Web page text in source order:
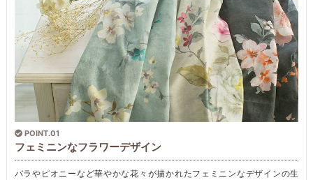
POINT.01
フェミニンなフラワーデザイン
バラやピオニーなど華やかな花々が描かれたフェミニンなデザインの生